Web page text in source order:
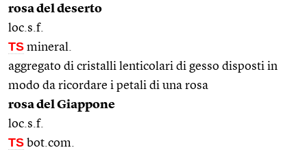
rosa del deserto
loc.s.f.
TS mineral.
aggregato di cristalli lenticolari di gesso disposti in
modo da ricordare i petali di una rosa
rosa del Giappone
loc.s.f.
TS bot.com.